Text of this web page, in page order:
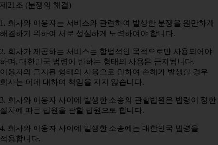
제21조 (분쟁의 해결)
1. 회사와 이용자는 서비스와 관련하여 발생한 분쟁을 원만하게
해결하기 위하여 서로 성실하게 노력하여야 합니다.
2. 회사가 제공하는 서비스는 합법적인 목적으로만 사용되어야
하며, 대한민국 법령에 반하는 형태의 사용은 금지됩니다.
이용자의 금지된 형태의 사용으로 인하여 손해가 발생할 경우
회사는 이에 대하여 책임을 지지 않습니다.
3. 회사와 이용자 사이에 발생한 소송의 관할법원은 법령이 정한
절차에 따른 법원을 관할 법원으로 합니다.
4. 회사와 이용자 사이에 발생한 소송에는 대한민국 법령을
적용합니다.